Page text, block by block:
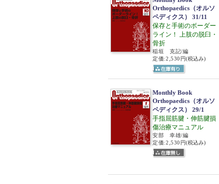
Orthopaedics（オルソ
ペディクス） 31/11
保存と手術のボーダー
ライン！ 上肢の脱臼・
骨折
稲垣 克記/編
定価:2,530円(税込み)
Monthly Book
Orthopaedics（オルソ
ペディクス） 29/1
手指屈筋腱・伸筋腱損
傷治療マニュアル
安部 幸雄/編
定価:2,530円(税込み)